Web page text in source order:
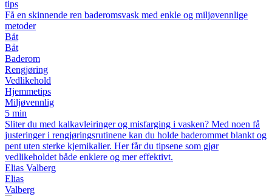
tips
Få en skinnende ren baderomsvask med enkle og miljøvennlige
metoder
Båt
Båt
Baderom
Rengjøring
Vedlikehold
Hjemmetips
Miljøvennlig
5 min
Sliter du med kalkavleiringer og misfarging i vasken? Med noen få
justeringer i rengjøringsrutinene kan du holde baderommet blankt og
pent uten sterke kjemikalier. Her får du tipsene som gjør
vedlikeholdet både enklere og mer effektivt.
Elias Valberg
Elias
Valberg